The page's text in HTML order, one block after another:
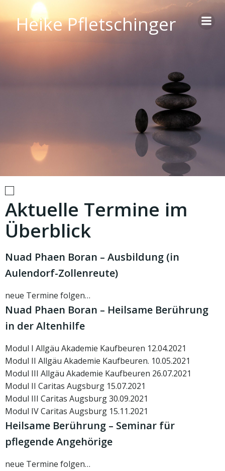
Inhalt
springen
Heike Pfletschinger
Aktuelle Termine im
Überblick
Nuad Phaen Boran – Ausbildung (in
Aulendorf-Zollenreute)
neue Termine folgen…
Nuad Phaen Boran – Heilsame Berührung
in der Altenhilfe
Modul I Allgäu Akademie Kaufbeuren 12.04.2021
Modul II Allgäu Akademie Kaufbeuren. 10.05.2021
Modul III Allgäu Akademie Kaufbeuren 26.07.2021
Modul II Caritas Augsburg 15.07.2021
Modul III Caritas Augsburg 30.09.2021
Modul IV Caritas Augsburg 15.11.2021
Heilsame Berührung – Seminar für
pflegende Angehörige
neue Termine folgen…